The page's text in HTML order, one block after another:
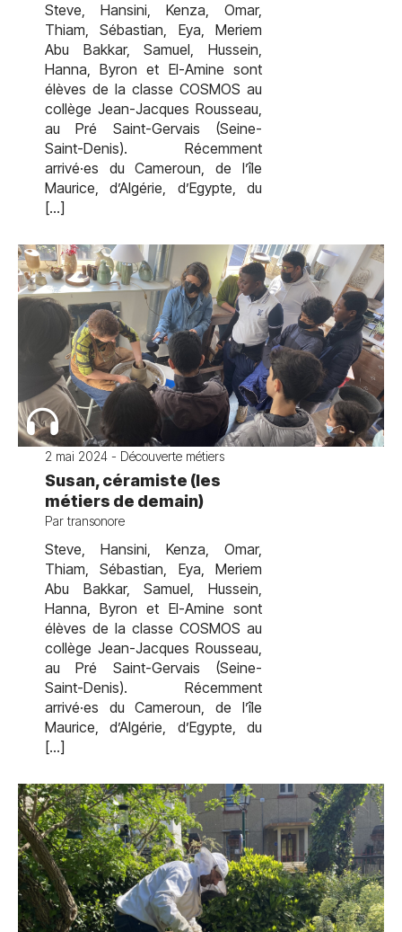
Steve, Hansini, Kenza, Omar,
Thiam, Sébastian, Eya, Meriem
Abu Bakkar, Samuel, Hussein,
Hanna, Byron et El-Amine sont
élèves de la classe COSMOS au
collège Jean-Jacques Rousseau,
au Pré Saint-Gervais (Seine-
Saint-Denis). Récemment
arrivé·es du Cameroun, de l’île
Maurice, d’Algérie, d’Egypte, du
[…]
2 mai 2024 - Découverte métiers
Susan, céramiste (les
métiers de demain)
Par transonore
Steve, Hansini, Kenza, Omar,
Thiam, Sébastian, Eya, Meriem
Abu Bakkar, Samuel, Hussein,
Hanna, Byron et El-Amine sont
élèves de la classe COSMOS au
collège Jean-Jacques Rousseau,
au Pré Saint-Gervais (Seine-
Saint-Denis). Récemment
arrivé·es du Cameroun, de l’île
Maurice, d’Algérie, d’Egypte, du
[…]